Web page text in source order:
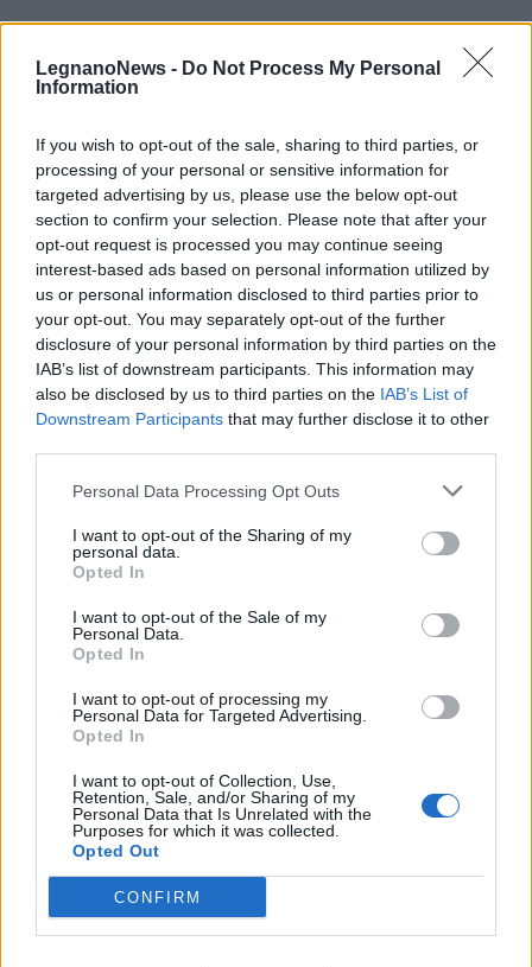
LegnanoNews - Do Not Process My Personal
Information
If you wish to opt-out of the sale, sharing to third parties, or
processing of your personal or sensitive information for
targeted advertising by us, please use the below opt-out
section to confirm your selection. Please note that after your
opt-out request is processed you may continue seeing
interest-based ads based on personal information utilized by
us or personal information disclosed to third parties prior to
your opt-out. You may separately opt-out of the further
disclosure of your personal information by third parties on the
IAB’s list of downstream participants. This information may
also be disclosed by us to third parties on the IAB’s List of
Downstream Participants that may further disclose it to other
Personal Data Processing Opt Outs
I want to opt-out of the Sharing of my
personal data.
Opted In
I want to opt-out of the Sale of my
Personal Data.
Opted In
I want to opt-out of processing my
Personal Data for Targeted Advertising.
Opted In
I want to opt-out of Collection, Use,
Retention, Sale, and/or Sharing of my
Personal Data that Is Unrelated with the
Purposes for which it was collected.
Opted Out
CONFIRM
Commenti
Accedioregistratiper commentare questo
L'email è richiesta ma non verrà mostrata ai visitatori. Il contenuto di questo
di VareseNews.it, che rimane autonoma e indipendente. I messaggi inclusi nei
commenti non sono testi giornalistici, ma post inviati dai singoli lettori che
possono essere automaticamente pubblicati senza filtro preventivo. I commenti
che includano uno o più link a siti esterni verranno rimossi in automatico dal